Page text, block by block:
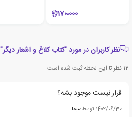
170،000
نظر کاربران در مورد "کتاب کلاغ و اشعار دیگر"
12نظر تا این لحظه ثبت شده است
قرار نیست موجود بشه؟
1402/06/30
|توسطسیما